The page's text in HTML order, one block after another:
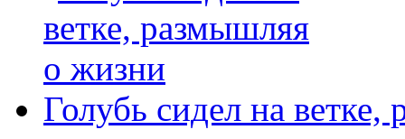
Голубь сидел на